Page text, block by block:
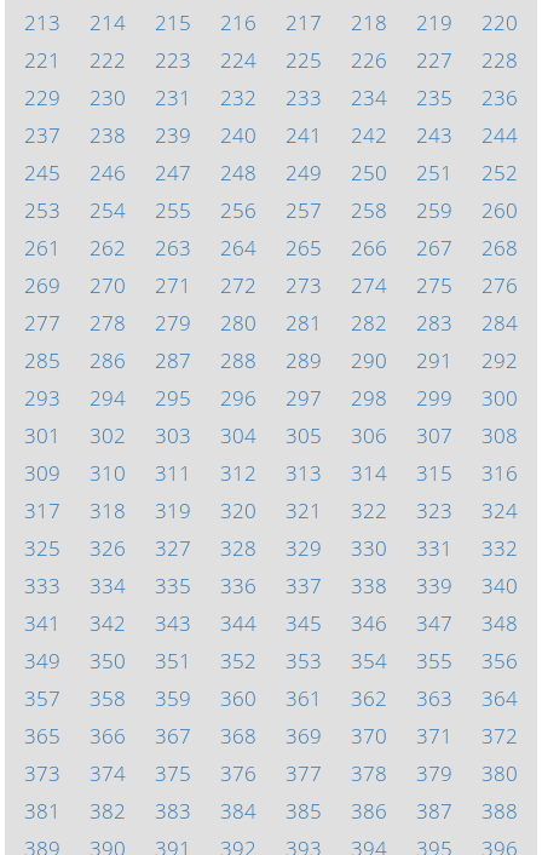
213
214 215 216 217 218 219
220
221
222 223 224 225 226 227
228
229
230 231 232 233 234 235
236
237
238 239 240 241 242 243
244
245
246 247 248 249 250 251
252
253
254 255 256 257 258 259
260
261
262 263 264 265 266 267
268
269
270 271 272 273 274 275
276
277
278 279 280 281 282 283
284
285
286 287 288 289 290 291
292
293
294 295 296 297 298 299
300
301
302 303 304 305 306 307
308
309
310 311 312 313 314 315
316
317
318 319 320 321 322 323
324
325
326 327 328 329 330 331
332
333
334 335 336 337 338 339
340
341
342 343 344 345 346 347
348
349
350 351 352 353 354 355
356
357
358 359 360 361 362 363
364
365
366 367 368 369 370 371
372
373
374 375 376 377 378 379
380
381
382 383 384 385 386 387
388
389
390 391 392 393 394 395 396